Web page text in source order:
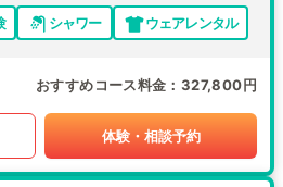
シャワー ウェアレンタル
おすすめコース料金 327,800円
体験・相談予約